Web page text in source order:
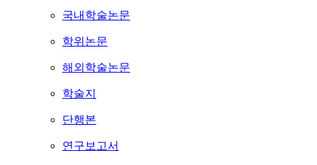
국내학술논문
학위논문
해외학술논문
학술지
단행본
연구보고서